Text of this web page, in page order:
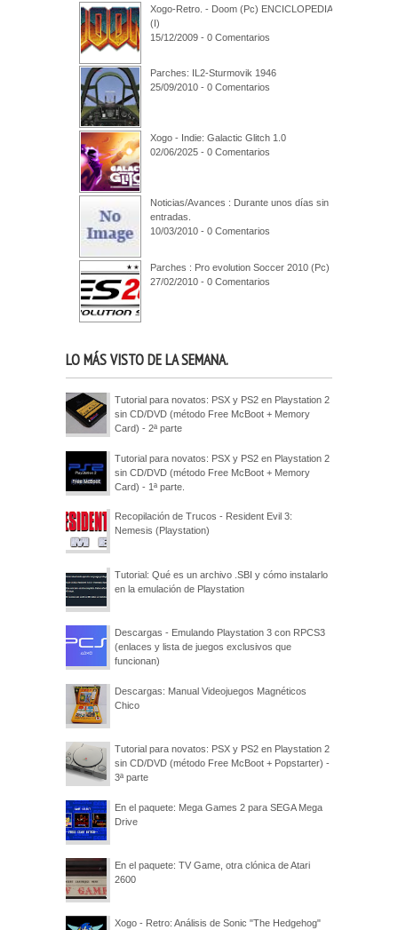
Xogo-Retro. - Doom (Pc) ENCICLOPEDIA
(I)
15/12/2009 - 0 Comentarios
Parches: IL2-Sturmovik 1946
25/09/2010 - 0 Comentarios
Xogo - Indie: Galactic Glitch 1.0
02/06/2025 - 0 Comentarios
Noticias/Avances : Durante unos días sin
entradas.
10/03/2010 - 0 Comentarios
Parches : Pro evolution Soccer 2010 (Pc)
27/02/2010 - 0 Comentarios
LO MÁS VISTO DE LA SEMANA.
Tutorial para novatos: PSX y PS2 en Playstation 2
sin CD/DVD (método Free McBoot + Memory
Card) - 2ª parte
Tutorial para novatos: PSX y PS2 en Playstation 2
sin CD/DVD (método Free McBoot + Memory
Card) - 1ª parte.
Recopilación de Trucos - Resident Evil 3:
Nemesis (Playstation)
Tutorial: Qué es un archivo .SBI y cómo instalarlo
en la emulación de Playstation
Descargas - Emulando Playstation 3 con RPCS3
(enlaces y lista de juegos exclusivos que
funcionan)
Descargas: Manual Videojuegos Magnéticos
Chico
Tutorial para novatos: PSX y PS2 en Playstation 2
sin CD/DVD (método Free McBoot + Popstarter) -
3ª parte
En el paquete: Mega Games 2 para SEGA Mega
Drive
En el paquete: TV Game, otra clónica de Atari
2600
Xogo - Retro: Análisis de Sonic "The Hedgehog"